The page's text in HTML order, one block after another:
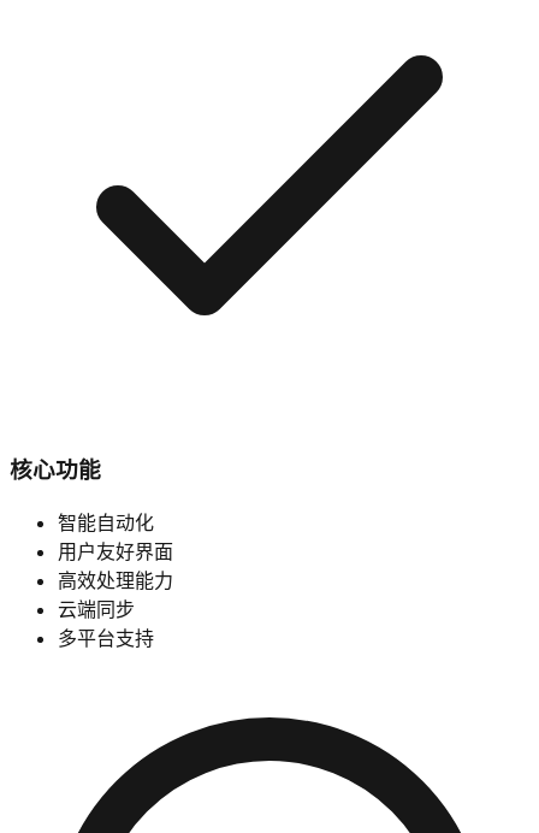
核心功能
智能自动化
用户友好界面
高效处理能力
云端同步
多平台支持